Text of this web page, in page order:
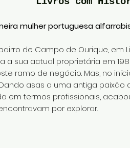
mulher portuguesa
de Campo de Ourique, em
sua actual proprietária em
ramo de negócio. Mas, no
asas a uma antiga
em termos profissionais,
por explorar.